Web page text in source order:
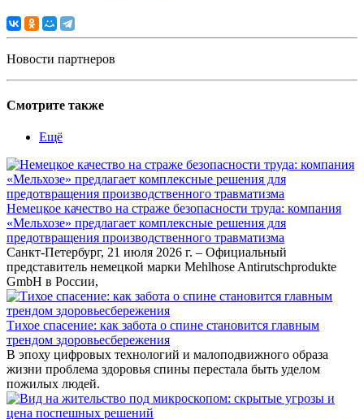
Новости партнеров
Смотрите также
Ещё
Немецкое качество на страже безопасности труда: компания
«Мельхозе» предлагает комплексные решения для
предотвращения производственного травматизма
Санкт-Петербург, 21 июля 2026 г. – Официальный
представитель немецкой марки Mehlhose Antirutschprodukte
GmbH в России,
Тихое спасение: как забота о спине становится главным
трендом здоровьесбережения
В эпоху цифровых технологий и малоподвижного образа
жизни проблема здоровья спины перестала быть уделом
пожилых людей.